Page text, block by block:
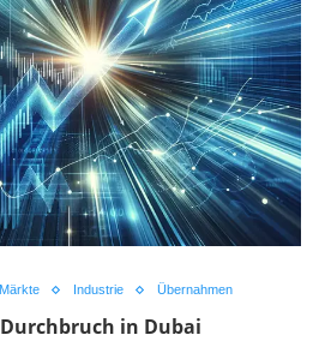
Industrie Übernahmen
in Dubai